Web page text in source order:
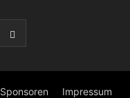
Sponsoren Impressum